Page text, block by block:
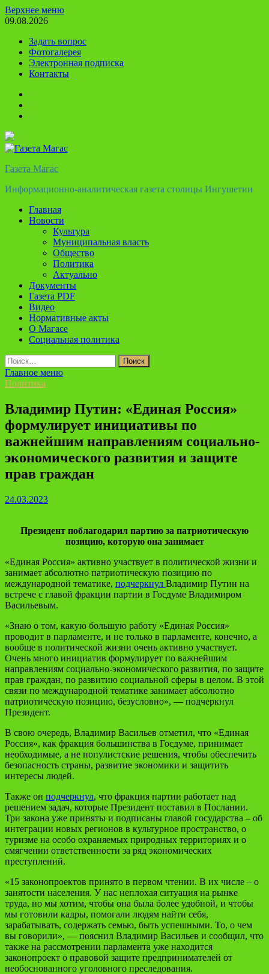
Перейти
к
Верхнее меню
09.08.2026
Задать вопрос
Фотогалерея
Электронная подписка
Контакты
Газета Магас
Информационно-аналитическая газета столицы Ингушетии
Главная
Новости
Культура
Муниципальная власть
Общество
Политика
Актуально
Документы
Газета PDF
Видео
Нормативные акты
О Магасе
Социальная политика
Найти:
Главное меню
Политика
Владимир Путин: «Единая Россия»
формулирует инициативы по
важнейшим направлениям социально-
экономического развития и защите
прав граждан
24.03.2023
Президент поблагодарил партию за патриотическую
позицию, которую она занимает
«Единая Россия» активно участвует в политической жизни и
занимает абсолютно патриотическую позицию по
международной тематике, подчеркнул Владимир Путин на
встрече с главой фракции партии в Госдуме Владимиром
Васильевым.
«Знаю о том, какую большую работу «Единая Россия»
проводит в парламенте, и не только в парламенте, конечно, а
вообще в политической жизни очень активно участвует.
Очень много инициатив формулирует по важнейшим
направлениям социально-экономического развития, по защите
прав граждан, по развитию социальной сферы в целом. В этой
связи по международной тематике занимает абсолютно
патриотическую позицию, безусловно», — подчеркнул
Президент.
В свою очередь, Владимир Васильев отметил, что «Единая
Россия», как фракция большинства в Госдуме, принимает
необходимые, а не популистские решения, чтобы обеспечить
безопасность страны, развитие экономики и защитить
интересы людей.
Также он подчеркнул, что фракция партии работает над
решением задач, которые Президент поставил в Послании.
Три закона уже приняты и подписаны главой государства – об
интеграции новых регионов в культурное пространство, о
туризме на особо охраняемых природных территориях и о
смягчении ответственности за ряд экономических
преступлений.
«15 законопроектов принято в первом чтении. В их числе – о
занятости населения. У нас неплохая ситуация на рынке
труда, но мы хотим, чтобы она была более удобной, и чтобы
мы готовили кадры, помогали людям найти себя,
зарабатывать, содержать семью, быть успешными. То, о чем
вы говорили», — пояснил Владимир Васильев и сообщил, что
также на рассмотрении парламента уже находится
законопроект о правовой защите предпринимателей от
необоснованного уголовного преследования.